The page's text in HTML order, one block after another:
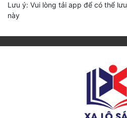
Lưu ý: Vui lòng tải app để có thể
này